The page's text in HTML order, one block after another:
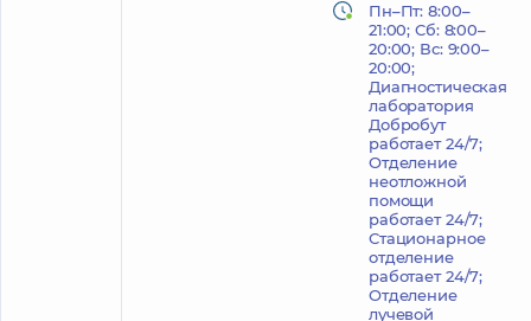
Пн–Пт: 8:00–
21:00; Сб: 8:00–
20:00; Вс: 9:00–
20:00;
Диагностическая
лаборатория
Добробут
работает 24/7;
Отделение
неотложной
помощи
работает 24/7;
Стационарное
отделение
работает 24/7;
Отделение
лучевой